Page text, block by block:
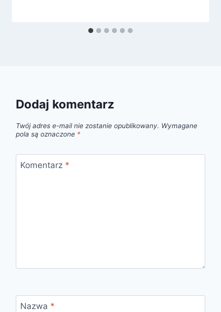
Dodaj komentarz
Twój adres e-mail nie zostanie opublikowany. Wymagane
pola są oznaczone *
Komentarz *
Nazwa *